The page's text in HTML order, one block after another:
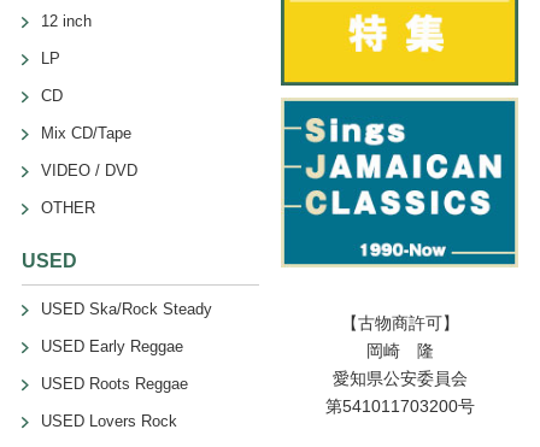
12 inch
LP
CD
Mix CD/Tape
VIDEO / DVD
OTHER
USED
USED Ska/Rock Steady
USED Early Reggae
USED Roots Reggae
USED Lovers Rock
【古物商許可】
岡崎 隆
愛知県公安委員会
第541011703200号